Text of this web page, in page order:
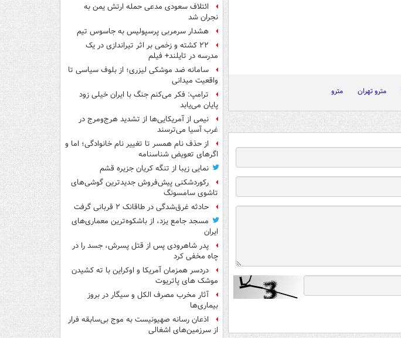
مترو تهران مترو
ائتلاف سعودی مدعی حمله ارتش یمن به
نجران شد
هشدار سرمربی پرسپولیس به جاسوس تیم
۲۲ کشته و زخمی بر اثر تیراندازی در یک
مدرسه در تایلند+ فیلم
سامانه ضد موشکی لیزری؛ از بلوف سیاسی تا
واقعیت میدانی
ترامپ: فکر می‌کنم جنگ با ایران خیلی زود
پایان می‌یابد
نیمی از آمریکایی‌ها از تشدید هرج‌ومرج در
غرب آسیا می‌ترسند
از حذف نام همسر تا تغییر نام خانوادگی؛ اما و
اگرهای تعویض شناسنامه
نمایی زیبا از تنگه کریان جزیره قشم
رکوردشکنی پیش‌فروش جدیدترین گوشی‌های
تاشوی سامسونگ
حادثه غرق‌شدگی در طاقانک ۲ قربانی گرفت
مسجد جامع یزد، از باشکوه‌ترین معماری‌های
ایران
پدر شاهرودی پس از قتل پسرش، جسد را در
چاه مخفی کرد
دردسر همزمان آمریکا و اوکراین با ته کشیدن
موشک های پاتریوت
آثار مخرب مصرف الکل و سیگار در بروز
بیماری‌ها
اذعان رسانه صهیونیست به موج بی‌سابقه فرار
از سرزمین‌های اشغالی